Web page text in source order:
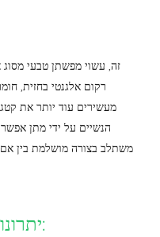
רקום אלגנטי בחזית,
מעשירים עוד יותר את
הנשיים על ידי מתן
משתלב בצורה מושלמת בין
יתרונות תיק פשתן בצבע אדרה: